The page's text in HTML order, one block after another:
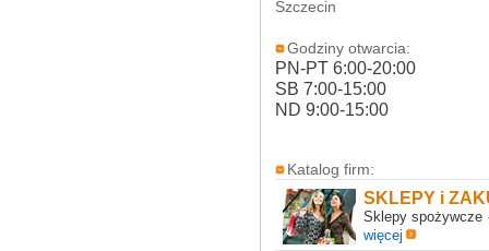
Szczecin
Godziny otwarcia:
PN-PT 6:00-20:00
SB 7:00-15:00
ND 9:00-15:00
Katalog firm:
SKLEPY i
Sklepy spożywcze
więcej